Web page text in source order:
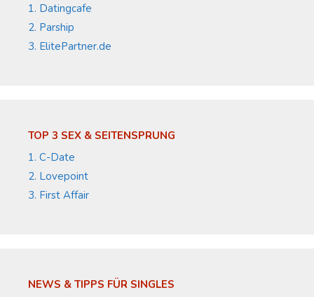
1. Datingcafe
2. Parship
3. ElitePartner.de
TOP 3 SEX & SEITENSPRUNG
1. C-Date
2. Lovepoint
3. First Affair
NEWS & TIPPS FÜR SINGLES